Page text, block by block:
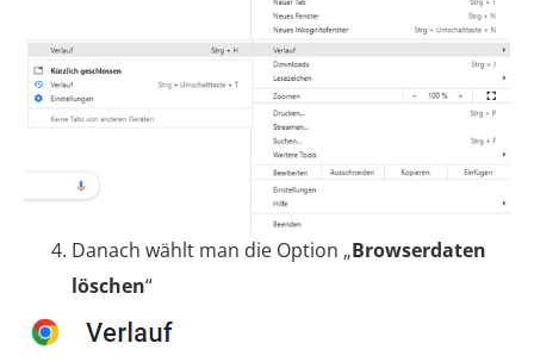
Danach wählt man die Option „Browserdaten
löschen“